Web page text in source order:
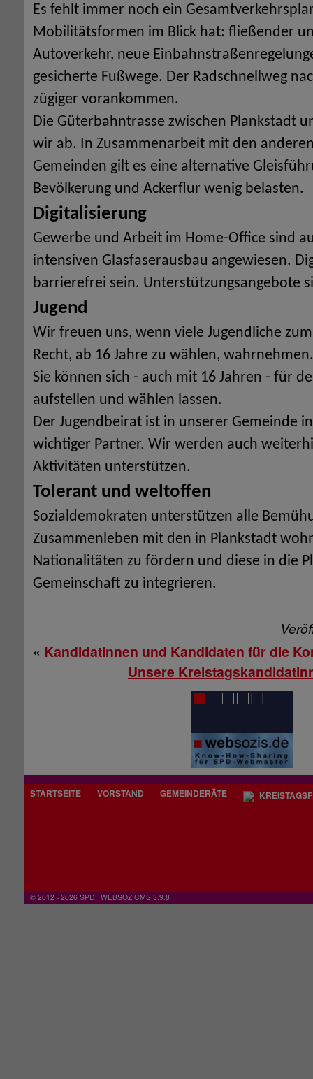
Es fehlt immer noch ein
Mobilitätsformen im Blick hat: fließender
Autoverkehr, neue
gesicherte Fußwege. Der Radschnellweg
zügiger vorankommen.
Die Güterbahntrasse zwischen Plankstadt
wir ab. In Zusammenarbeit mit den
Gemeinden gilt es eine alternative
Bevölkerung und Ackerflur wenig belasten.
Digitalisierung
Gewerbe und Arbeit im Home-Office sind
intensiven Glasfaserausbau angewiesen.
barrierefrei sein. Unterstützungsangebote
Jugend
Wir freuen uns, wenn viele Jugendliche
Recht, ab 16 Jahre zu wählen, wahrnehmen.
Sie können sich - auch mit 16 Jahren - für
aufstellen und wählen lassen.
Der Jugendbeirat ist in unserer Gemeinde
wichtiger Partner. Wir werden auch
Aktivitäten unterstützen.
Tolerant und weltoffen
Sozialdemokraten unterstützen alle
Zusammenleben mit den in Plankstadt
Nationalitäten zu fördern und diese in die
Gemeinschaft zu integrieren.
« Kandidatinnen und Kandidaten für die
Unsere
STARTSEITE VORSTAND GEMEINDERÄTE
© 2012 - 2026 SPD WEBSOZICMS 3.9.8